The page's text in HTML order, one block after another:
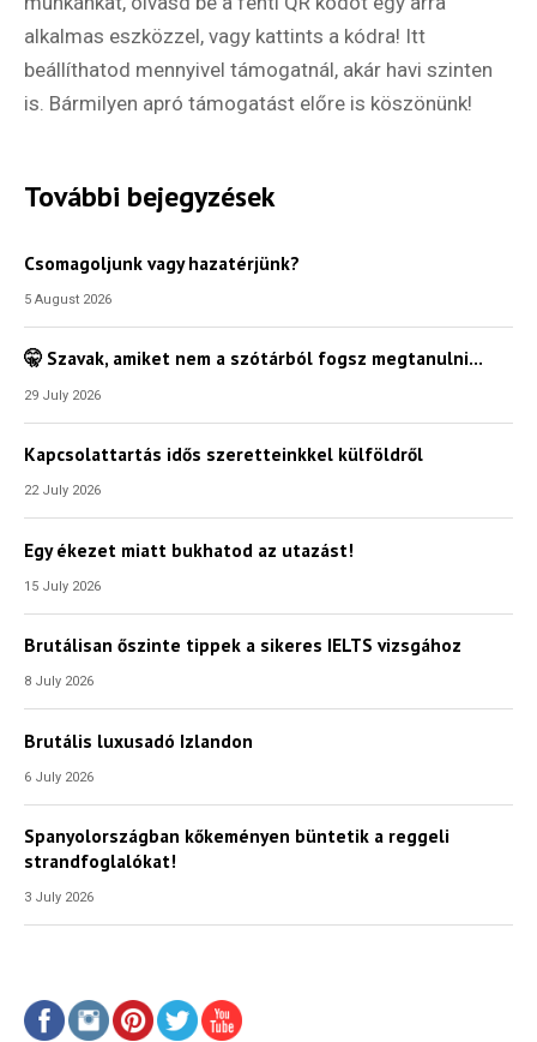
alkalmas eszközzel, vagy kattints a kódra! Itt
beállíthatod mennyivel támogatnál, akár havi szinten
is. Bármilyen apró támogatást előre is köszönünk!
További bejegyzések
Csomagoljunk vagy hazatérjünk?
5 August 2026
🤫 Szavak, amiket nem a szótárból fogsz megtanulni…
29 July 2026
Kapcsolattartás idős szeretteinkkel külföldről
22 July 2026
Egy ékezet miatt bukhatod az utazást!
15 July 2026
Brutálisan őszinte tippek a sikeres IELTS vizsgához
8 July 2026
Brutális luxusadó Izlandon
6 July 2026
Spanyolországban kőkeményen büntetik a reggeli
strandfoglalókat!
3 July 2026